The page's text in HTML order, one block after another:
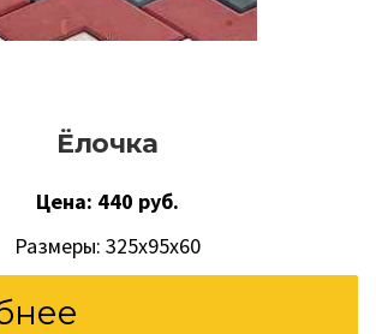
Ёлочка
Цена: 440 руб.
Размеры: 325х95х60